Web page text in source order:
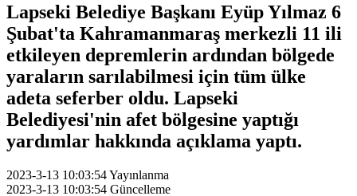
Lapseki Belediye Başkanı Eyüp Yılmaz 6
Şubat'ta Kahramanmaraş merkezli 11 ili
etkileyen depremlerin ardından bölgede
yaraların sarılabilmesi için tüm ülke
adeta seferber oldu. Lapseki
Belediyesi'nin afet bölgesine yaptığı
yardımlar hakkında açıklama yaptı.
2023-3-13 10:03:54Yayınlanma
2023-3-13 10:03:54 Güncelleme